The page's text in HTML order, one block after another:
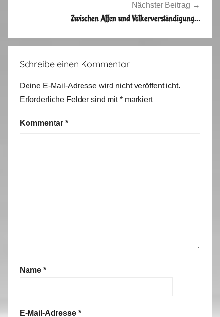
d
Nächster Beitrag
Zwischen Affen und Völkerverständigung…
Schreibe einen Kommentar
Deine E-Mail-Adresse wird nicht veröffentlicht.
Erforderliche Felder sind mit* markiert
Kommentar *
Name *
E-Mail-Adresse *